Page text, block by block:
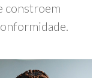
constroem